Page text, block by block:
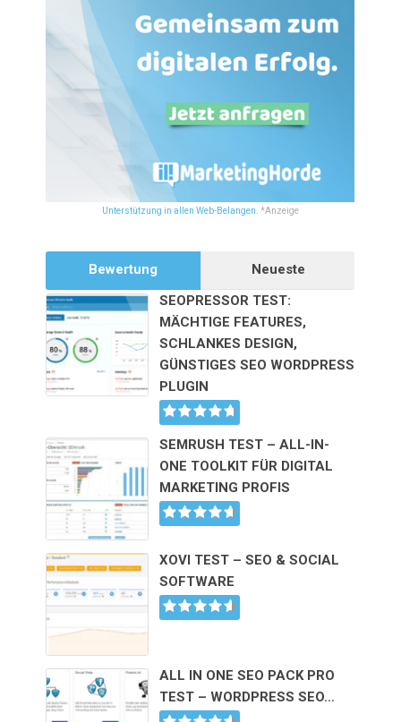
Unterstützung in allen Web-Belangen. *Anzeige
Bewertung
Neueste
SEOPRESSOR TEST:
MÄCHTIGE FEATURES,
SCHLANKES DESIGN,
GÜNSTIGES SEO WORDPRESS
PLUGIN
SEMRUSH TEST – ALL-IN-
ONE TOOLKIT FÜR DIGITAL
MARKETING PROFIS
XOVI TEST – SEO & SOCIAL
SOFTWARE
ALL IN ONE SEO PACK PRO
TEST – WORDPRESS SEO…